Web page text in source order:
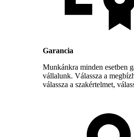
Garancia
Munkánkra minden esetben
vállalunk. Válassza a
válassza a szakértelmet,